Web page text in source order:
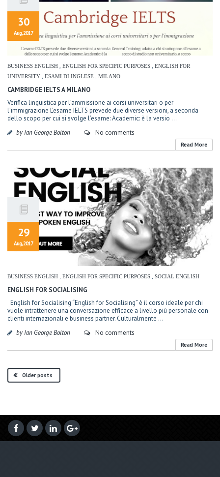
30
Aug, 2017
BUSINESS ENGLISH ENGLISH FOR SPECIFIC PURPOSES
ENGLISH FOR
UNIVERSITY
ESAMI DI INGLESE MILANO
CAMBRIDGE IELTS A MILANO
Verifica linguistica per l’ammissione ai corsi universitari o per
l’immigrazione L’esame IELTS prevede due diverse versioni, a seconda
dello scopo per cui si svolge l’esame: Academic: è la versio ...
by Ian George Bolton
No comments
Read More
29
Aug, 2017
BUSINESS ENGLISH ENGLISH FOR SPECIFIC PURPOSES SOCIAL ENGLISH
ENGLISH FOR SOCIALISING
English for Socialising “English for Socialising” è il corso ideale per chi
vuole intrattenere una conversazione efficace a livello più personale con
clienti internazionali e business partner. Culturalmente ...
by Ian George Bolton
No comments
Read More
Older posts